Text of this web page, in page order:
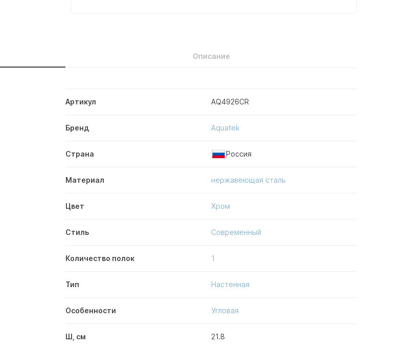
Описание
Артикул AQ4926CR
Бренд Aquatek
Страна Россия
Материал нержавеющая сталь
Цвет Хром
Стиль Современный
Количество полок 1
Тип Настенная
Особенности Угловая
Ш, см 21.8